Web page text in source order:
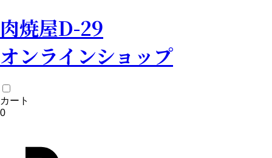
肉焼屋D-29
オンラインショップ
カート
0